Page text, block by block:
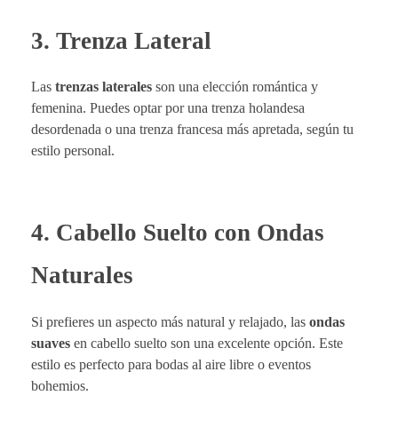
3. Trenza Lateral
Las trenzas laterales son una elección romántica y
femenina. Puedes optar por una trenza holandesa
desordenada o una trenza francesa más apretada, según tu
estilo personal.
4. Cabello Suelto con Ondas
Naturales
Si prefieres un aspecto más natural y relajado, las ondas
suaves en cabello suelto son una excelente opción. Este
estilo es perfecto para bodas al aire libre o eventos
bohemios.